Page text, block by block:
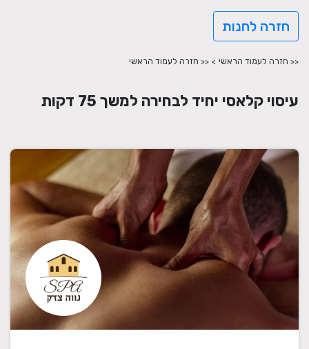
חזרה לחנות
<< חזרה לעמוד הראשי > << חזרה לעמוד הראשי
עיסוי קלאסי יחיד לבחירה למשך 75 דקות